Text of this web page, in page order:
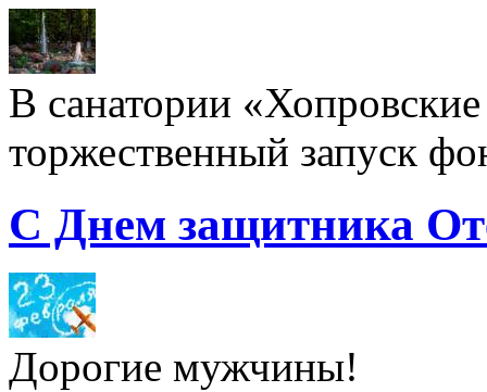
В санатории «Хопровские
торжественный запуск
С Днем защитника
Дорогие мужчины!